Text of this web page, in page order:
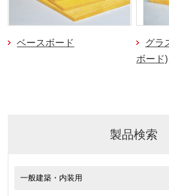
ベースボード
グラ
ボード)
製品検索